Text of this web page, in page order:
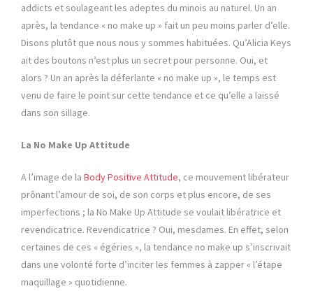
addicts et soulageant les adeptes du minois au naturel. Un an
après, la tendance « no make up » fait un peu moins parler d’elle.
Disons plutôt que nous nous y sommes habituées. Qu’Alicia Keys
ait des boutons n’est plus un secret pour personne. Oui, et
alors ? Un an après la déferlante « no make up », le temps est
venu de faire le point sur cette tendance et ce qu’elle a laissé
dans son sillage.
La No Make Up Attitude
A l’image de la Body Positive Attitude, ce mouvement libérateur
prônant l’amour de soi, de son corps et plus encore, de ses
imperfections ; la No Make Up Attitude se voulait libératrice et
revendicatrice. Revendicatrice ? Oui, mesdames. En effet, selon
certaines de ces « égéries », la tendance no make up s’inscrivait
dans une volonté forte d’inciter les femmes à zapper « l’étape
maquillage » quotidienne.